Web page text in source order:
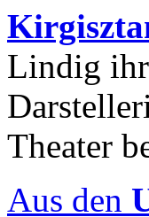
Lindig
Theater
Aus den